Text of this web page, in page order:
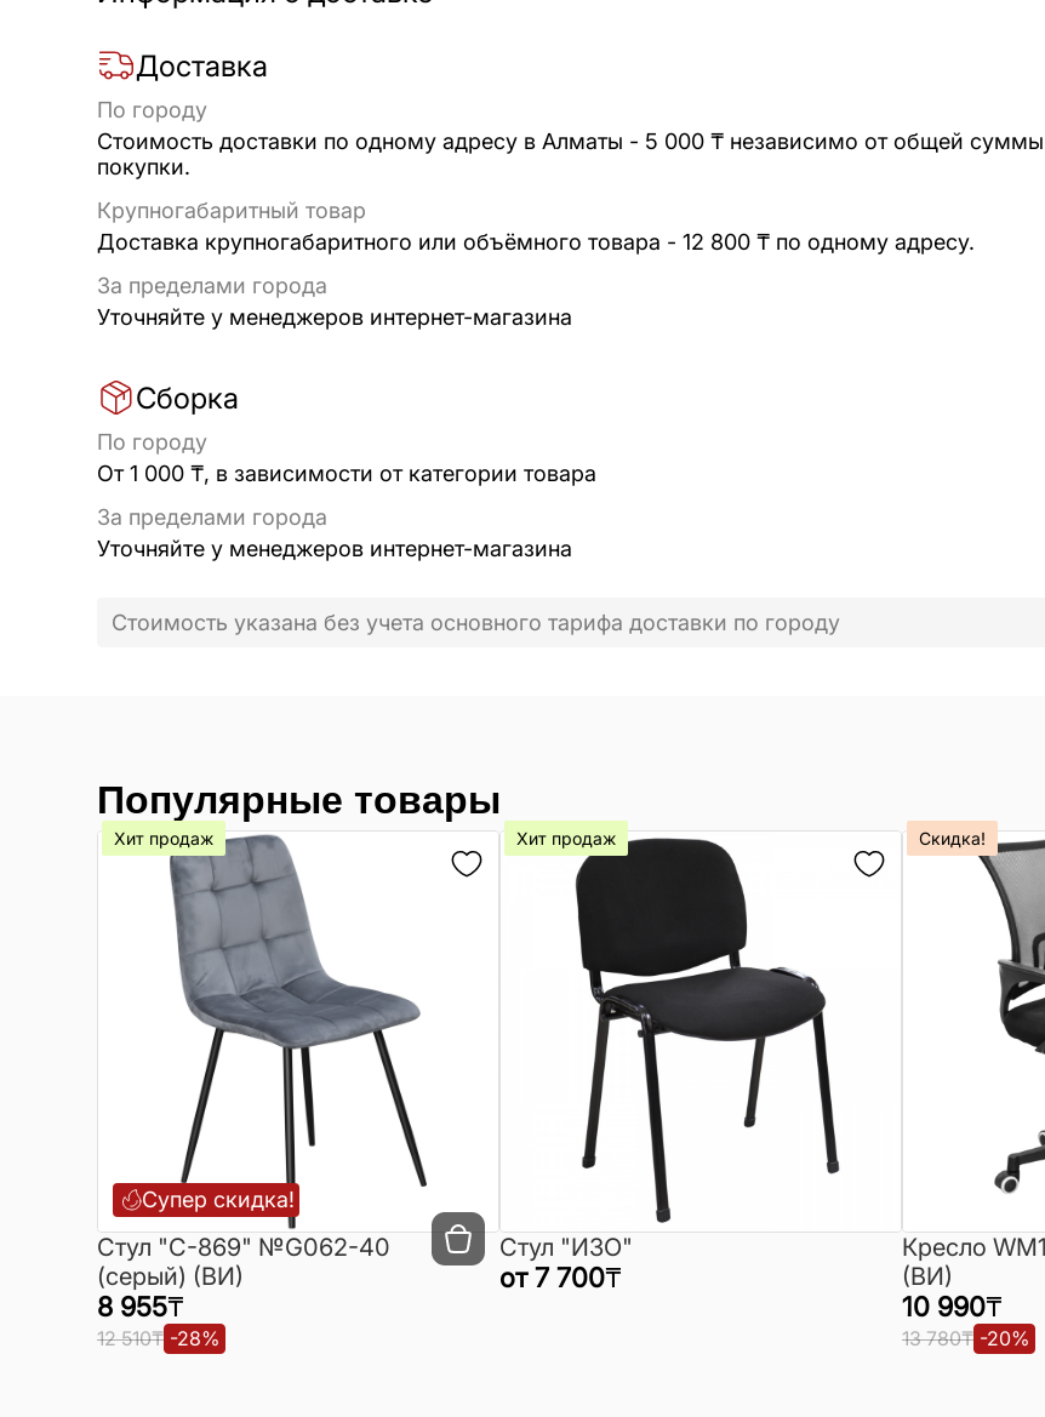
Доставка
По городу
Стоимость доставки по одному адресу в Алматы - 5 000 ₸ независимо от общей суммы
покупки.
Крупногабаритный товар
Доставка крупногабаритного или объёмного товара - 12 800 ₸ по одному адресу.
За пределами города
Уточняйте у менеджеров интернет-магазина
Сборка
По городу
От 1 000 ₸, в зависимости от категории товара
За пределами города
Уточняйте у менеджеров интернет-магазина
Стоимость указана без учета основного тарифа доставки по городу
Популярные товары
Супер скидка!
Хит продаж
Cтул "C-869" №G062-40
(серый) (ВИ)
8 955₸
12 510₸ -28%
Хит продаж
Стул "ИЗО"
от 7 700₸
Скидка!
Кресло
(ВИ)
10 990₸
13 780₸ -20%